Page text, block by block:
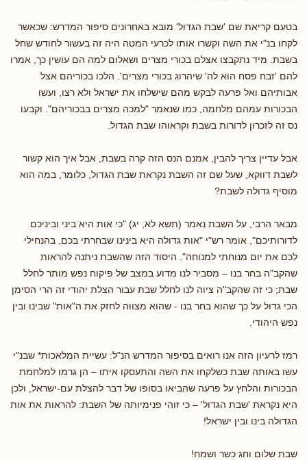
בטעם קריאת שם 'שבת הגדול' מובא באחרונים סיפור המדרש: שכאשר
לקחו בנ"י את השה וקשרו אותו לכרעי המטה היה זה בעשור לחודש שחל
בשבת. מיד נתקבצו אצלם בכורי מצרים ושאלום למה הם עושין כך, אמרו
להם 'זבח פסח הוא לה' שיהרוג בכורי מצרים'. הלכו בכוריהם אצל
אבותיהם ואל פרעה לבקש מהם שישלחו את ישראל ולא רצו, ועשו
הבכורות עמהם מלחמה, כמו שנאמר "למכה מצרים בבכוריהם". וקבעו
נס זה לזכרון לדורות בשבת וקראוהו שבת הגדול.
אבל עדיין צריך להבין, אמנם הנס הזה קרה בשבת, אבל איך הוא קשור
לשבת דווקא, שעל שם זה השבת נקראת שבת הגדול, כלומר, במה הוא
מוסיף גדולה לשבת?
מבאר הרבי, על השבת נאמר (תשא לא, יג) "כי אות היא ביני וביניכם
לדורותיכם", אומר רש"י "אות גדולה היא בינינו שבחרתי בכם, בהנחילי
לכם את יום מנוחתי למנוחה". היסוד הזה שהשבת ניתנה להראות
שהקב"ה בחר בנו – מסביר לנו מדוע במצב של פיקוח נפש מותר לחלל
שבת; כי זה שהקב"ה ציוה לנו לחלל שבת עבור הצלת יהודי זה הרי הסימן
הכי גדול על כך שהוא בחר בנו - שהוא מצווה לחזק את ה"אות" שבינו ובין
נפש היהודי.
רמז לרעיון הזה אנו רואים בסיפור המדרש הנ"ל: עשיית המלאכות* שבנ"י
עשו באותה שבת כשלקחו את השה והתעסקו איתו – הן גרמו למלחמת
הבכורות והלחץ על פרעה שהביאו בסופו של דבר להצלת עם-ישראל, ולכן
היא נקראת 'שבת הגדול' – כי זוהי פנימיותה של השבת: להראות את אות
הגדוּלה בינו ובין ישראל!
שבת שלום וחג כשר ושמח!